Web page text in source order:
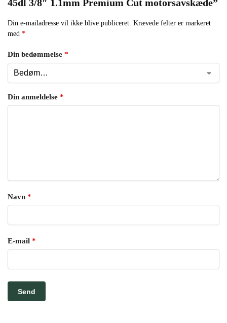
45dl 3/8″ 1.1mm Premium Cut motorsavskæde”
Din e-mailadresse vil ikke blive publiceret. Krævede felter er markeret
med *
Din bedømmelse *
Din anmeldelse *
Navn *
E-mail *